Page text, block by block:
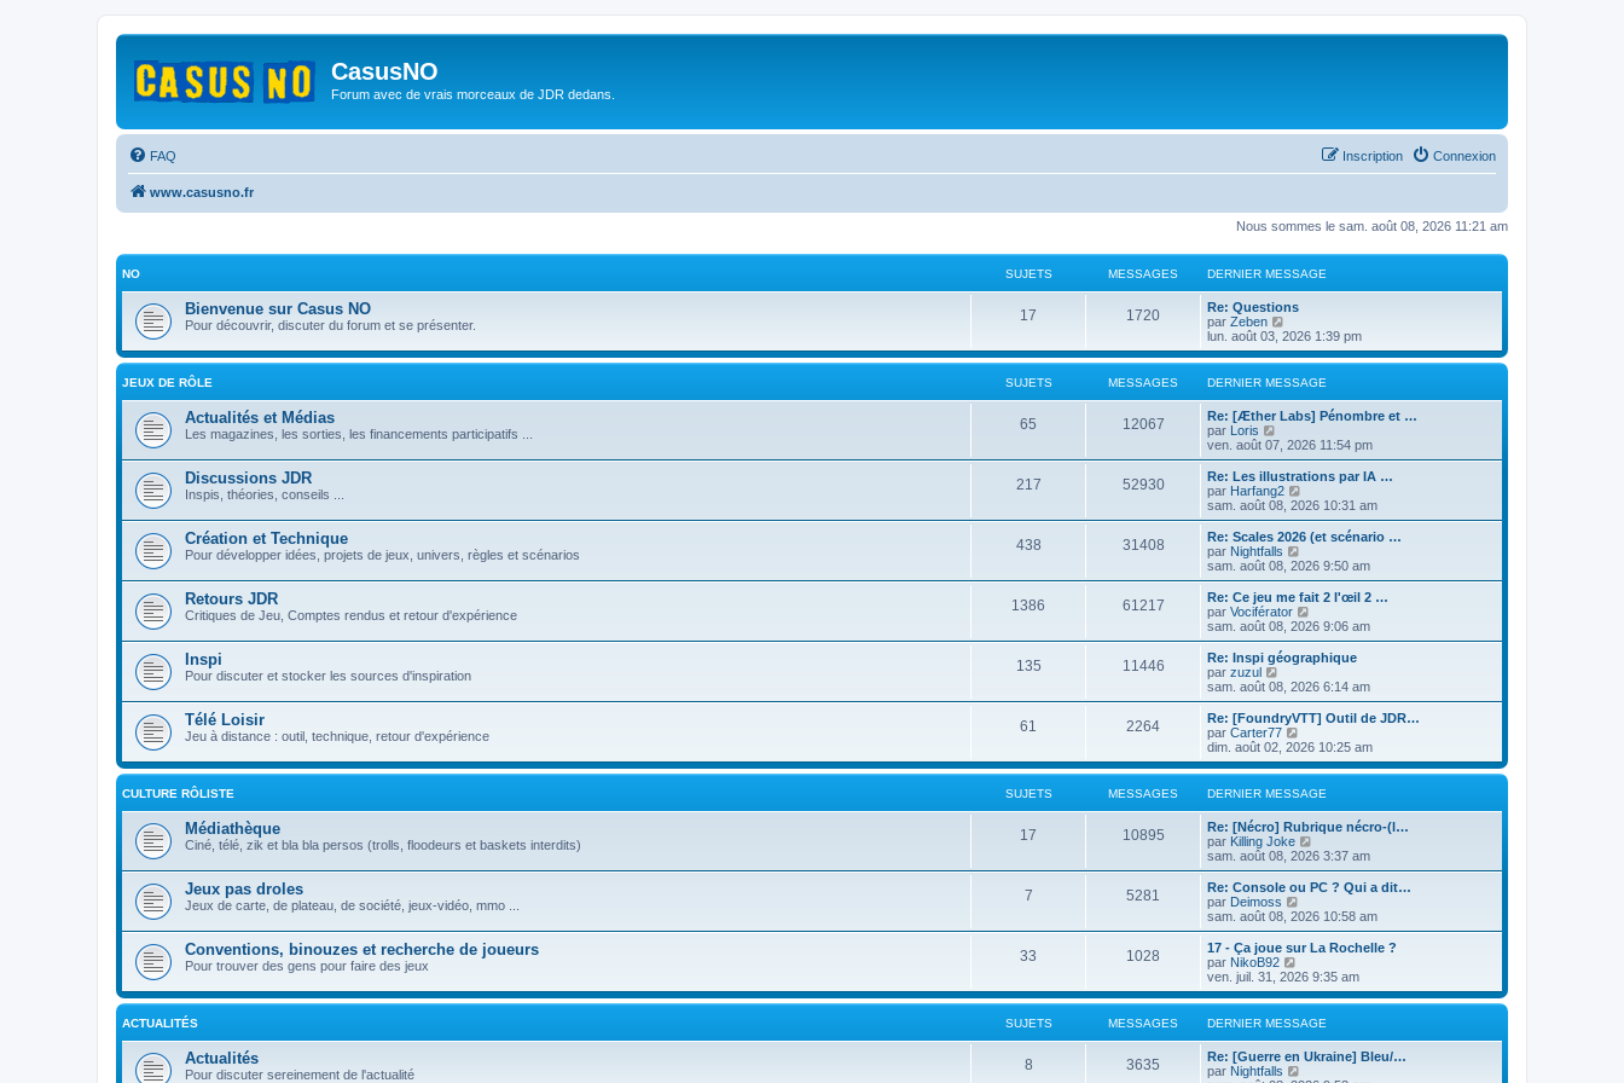
CasusNO
Forum avec de vrais morceaux de JDR dedans.
FAQ Connexion
Inscription
www.casusno.fr
Nous sommes le sam. août 08, 2026 11:21 am
NO SUJETS MESSAGES DERNIER MESSAGE
Bienvenue sur Casus NO
Pour découvrir, discuter du forum et se présenter.
17 1720
Re: Questions
par Zeben
o
n
s
u
e
l
e
d
e
r
n
i
e
r
m
e
s
s
a
g
lun. août 03, 2026 1:39 pm
JEUX DE RÔLE SUJETS MESSAGES DERNIER MESSAGE
Actualités et Médias
Les magazines, les sorties, les financements participatifs ...
65 12067
Re: [Æther Labs] Pénombre et …
par Loris
o
n
s
u
l
e
r
l
e
e
r
n
i
e
r
m
e
s
s
a
g
e
ven. août 07, 2026 11:54 pm
Discussions JDR
Inspis, théories, conseils ...
217 52930
Re: Les illustrations par IA …
par Harfang2
o
n
s
l
e
r
l
e
e
n
i
e
m
e
s
s
a
g
e
sam. août 08, 2026 10:31 am
Création et Technique
Pour développer idées, projets de jeux, univers, règles et scénarios
438 31408
Re: Scales 2026 (et scénario …
par Nightfalls
o
n
s
u
l
r
l
e
e
n
i
r
m
e
s
s
a
g
sam. août 08, 2026 9:50 am
Retours JDR
Critiques de Jeu, Comptes rendus et retour d'expérience
1386 61217
Re: Ce jeu me fait 2 l'œil 2 …
par Vociférator
o
n
s
u
l
e
r
l
e
d
r
n
i
e
r
m
e
s
a
g
sam. août 08, 2026 9:06 am
Inspi
Pour discuter et stocker les sources d'inspiration
135 11446
Re: Inspi géographique
par zuzul
o
n
s
u
t
e
r
l
e
d
e
r
n
i
e
r
m
e
s
s
a
g
e
sam. août 08, 2026 6:14 am
Télé Loisir
Jeu à distance : outil, technique, retour d'expérience
61 2264
Re: [FoundryVTT] Outil de JDR…
par Carter77
o
n
s
u
e
r
l
e
d
r
n
i
r
m
e
s
a
g
e
dim. août 02, 2026 10:25 am
CULTURE RÔLISTE SUJETS MESSAGES DERNIER MESSAGE
Médiathèque
Ciné, télé, zik et bla bla persos (trolls, floodeurs et baskets interdits)
17 10895
Re: [Nécro] Rubrique nécro-(l…
par Killing Joke
o
n
s
l
e
r
l
e
d
r
n
i
sam. août 08, 2026 3:37 am
Jeux pas droles
Jeux de carte, de plateau, de société, jeux-vidéo, mmo ...
7 5281
Re: Console ou PC ? Qui a dit…
par Deimoss
o
n
s
l
e
r
l
e
d
sam. août 08, 2026 10:58 am
Conventions, binouzes et recherche de joueurs
Pour trouver des gens pour faire des jeux
33 1028
17 - Ça joue sur La Rochelle ?
par NikoB92
o
n
s
u
e
r
ven. juil. 31, 2026 9:35 am
ACTUALITÉS SUJETS MESSAGES DERNIER MESSAGE
Actualités
Pour discuter sereinement de l'actualité
8 3635
Re: [Guerre en Ukraine] Bleu/…
par Nightfalls